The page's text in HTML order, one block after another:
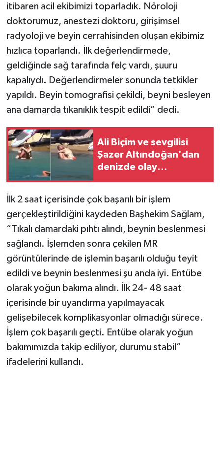
itibaren acil ekibimizi toparladık. Nöroloji
doktorumuz, anestezi doktoru, girişimsel
radyoloji ve beyin cerrahisinden oluşan ekibimiz
hızlıca toparlandı. İlk değerlendirmede,
geldiğinde sağ tarafında felç vardı, şuuru
kapalıydı. Değerlendirmeler sonunda tetkikler
yapıldı. Beyin tomografisi çekildi, beyni besleyen
ana damarda tıkanıklık tespit edildi” dedi.
Ali Biçim ve sevgilisi
Şazer Altındoğan'dan
denizde olay
İlk 2 saat içerisinde çok başarılı bir işlem
gerçekleştirildiğini kaydeden Başhekim Sağlam,
“Tıkalı damardaki pıhtı alındı, beynin beslenmesi
sağlandı. İşlemden sonra çekilen MR
görüntülerinde de işlemin başarılı olduğu teyit
edildi ve beynin beslenmesi şu anda iyi. Entübe
olarak yoğun bakıma alındı. İlk 24- 48 saat
içerisinde bir uyandırma yapılmayacak
gelişebilecek komplikasyonlar olmadığı sürece.
İşlem çok başarılı geçti. Entübe olarak yoğun
bakımımızda takip ediliyor, durumu stabil”
ifadelerini kullandı.